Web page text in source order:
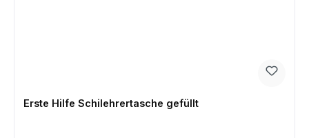
Erste Hilfe Schilehrertasche gefüllt